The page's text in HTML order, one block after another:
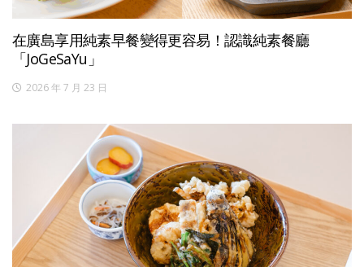
在廣島享用純素早餐變得更容易！認識純素餐廳
「JoGeSaYu」
2026 年 7 月 23 日